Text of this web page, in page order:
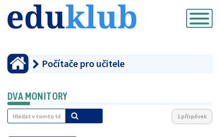
Přepnout
navigaci
Počítače pro učitele
DVA MONITORY
1 příspěvek